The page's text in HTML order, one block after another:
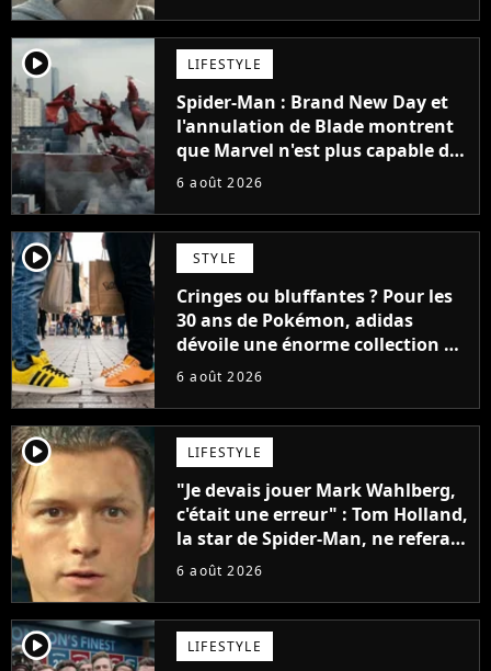
player2 LIFESTYLE
Spider-Man : Brand New Day et
l'annulation de Blade montrent
que Marvel n'est plus capable de
faire quoi que ce soit de simple
6 août 2026
player2 STYLE
Cringes ou bluffantes ? Pour les
30 ans de Pokémon, adidas
dévoile une énorme collection de
sneakers et je ne sais pas quoi en
6 août 2026
player2 LIFESTYLE
"Je devais jouer Mark Wahlberg,
c'était une erreur" : Tom Holland,
la star de Spider-Man, ne referait
pas ce blockbuster
6 août 2026
player2 LIFESTYLE